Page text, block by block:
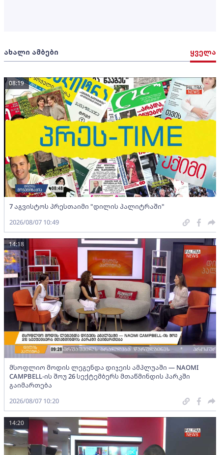
ახალი ამბები ყველა
7 აგვისტოს პრესთაიმი "დილის პალიტრაში"
08:19
2026/08/07 10:49
მსოფლიო მოდის ლეგენდა დიჯეის ამპლუაში — NAOMI
CAMPBELL-ის შოუ 26 სექტემბერს მთაწმინდის პარკში
გაიმართება
14:18
2026/08/07 10:20
14:20